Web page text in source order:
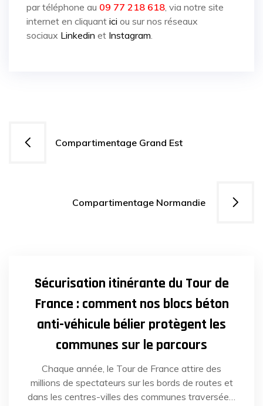
par téléphone au 09 77 218 618, via notre site
internet en cliquant ici ou sur nos réseaux
sociaux Linkedin et Instagram.
Navigation
Compartimentage Grand Est
Compartimentage Normandie
Sécurisation itinérante du Tour de
France : comment nos blocs béton
anti-véhicule bélier protègent les
communes sur le parcours
Chaque année, le Tour de France attire des
millions de spectateurs sur les bords de routes et
dans les centres-villes des communes traversées.